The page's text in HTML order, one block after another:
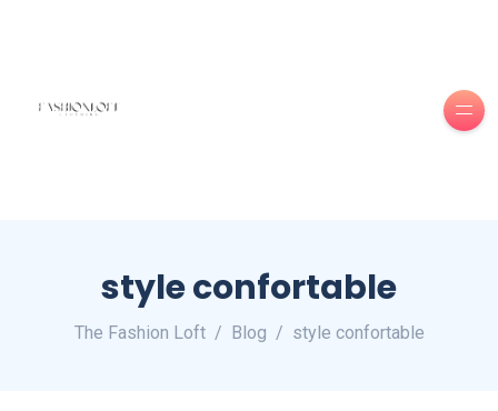
style confortable
The Fashion Loft Blog style confortable